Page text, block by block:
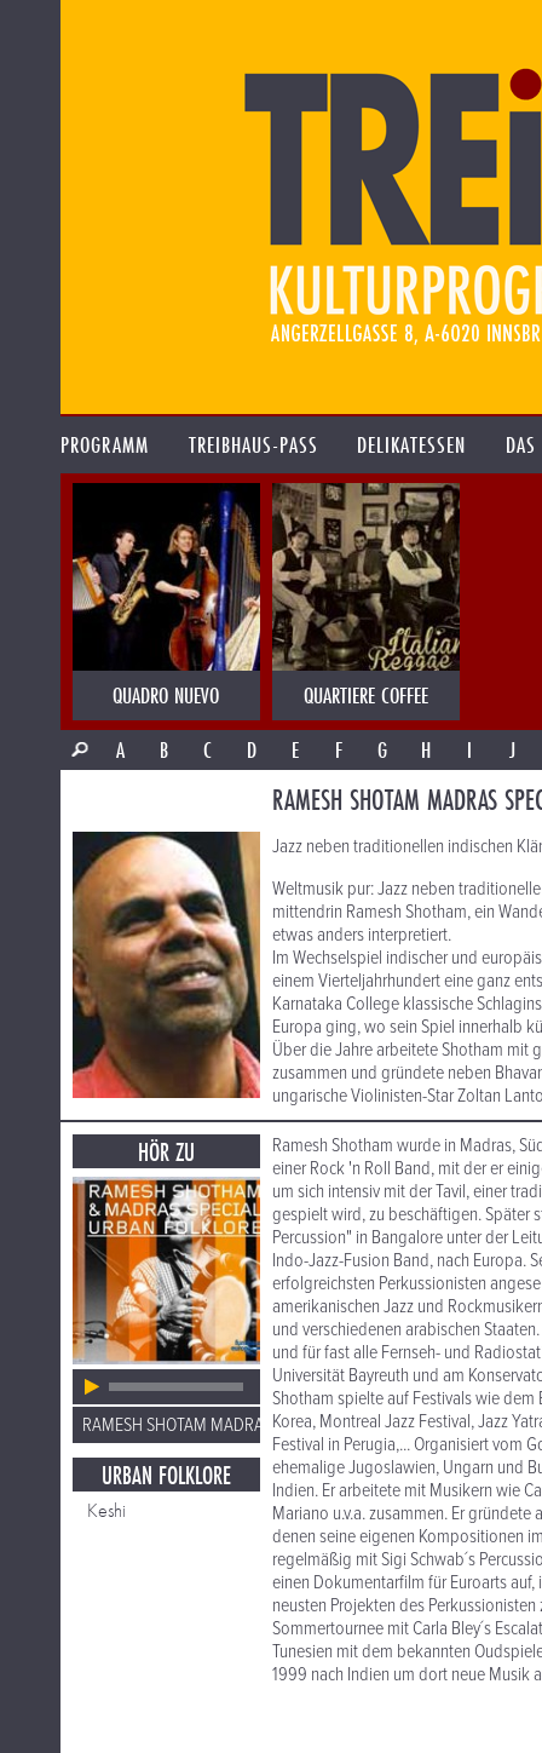
PROGRAMM TREIBHAUS-PASS DELIKATESSEN
QUADRO NUEVO
QUARTIERE COFFEE
A
B C D E F G H I J
RAMESH SHOTAM MADRAS
Jazz neben traditionellen indischen
Weltmusik pur: Jazz neben
mittendrin Ramesh Shotham, ein
etwas anders interpretiert.
Im Wechselspiel indischer und
einem Vierteljahrhundert eine ganz
Karnataka College klassische
Europa ging, wo sein Spiel innerhalb
Über die Jahre arbeitete Shotham mit
zusammen und gründete neben
ungarische Violinisten-Star Zoltan
HÖR ZU
RAMESH SHOTAM MADRAS SPECIAL
URBAN FOLKLORE
Keshi
Ramesh Shotham wurde in Madras,
einer Rock 'n Roll Band, mit der er
um sich intensiv mit der Tavil, einer
gespielt wird, zu beschäftigen. Später
Percussion" in Bangalore unter der
Indo-Jazz-Fusion Band, nach Europa.
erfolgreichsten Perkussionisten
amerikanischen Jazz und
und verschiedenen arabischen
und für fast alle Fernseh- und
Universität Bayreuth und am
Shotham spielte auf Festivals wie dem
Korea, Montreal Jazz Festival, Jazz
Festival in Perugia,... Organisiert vom
ehemalige Jugoslawien, Ungarn und
Indien. Er arbeitete mit Musikern wie
Mariano u.v.a. zusammen. Er
denen seine eigenen Kompositionen
regelmäßig mit Sigi Schwab´s
einen Dokumentarfilm für Euroarts
neusten Projekten des
Sommertournee mit Carla Bley´s
Tunesien mit dem bekannten
1999 nach Indien um dort neue Musik